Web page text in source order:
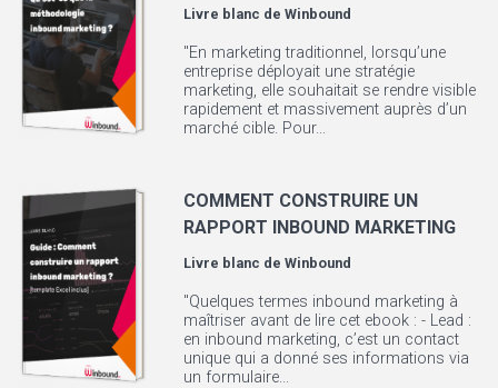
Livre blanc deWinbound
"En marketing traditionnel, lorsqu’une
entreprise déployait une stratégie
marketing, elle souhaitait se rendre visible
rapidement et massivement auprès d’un
marché cible. Pour...
COMMENT CONSTRUIRE UN
RAPPORT INBOUND MARKETING
Livre blanc deWinbound
"Quelques termes inbound marketing à
maîtriser avant de lire cet ebook : - Lead :
en inbound marketing, c’est un contact
unique qui a donné ses informations via
un formulaire...